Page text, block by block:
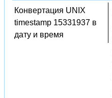
Конвертация UNIX
timestamp 15331937 в
дату и время